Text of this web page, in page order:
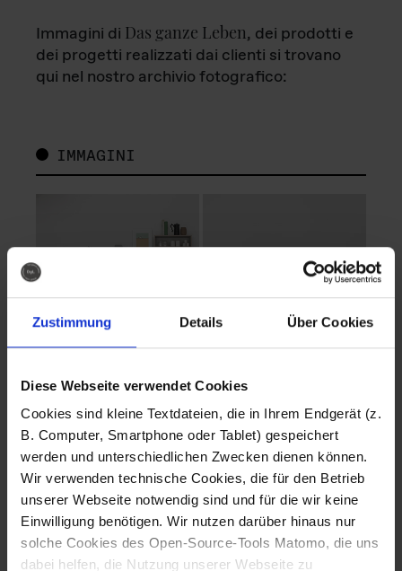
Zustimmung Details Über Cookies
Diese Webseite verwendet Cookies
Cookies sind kleine Textdateien, die in Ihrem Endgerät (z.
B. Computer, Smartphone oder Tablet) gespeichert
werden und unterschiedlichen Zwecken dienen können.
Wir verwenden technische Cookies, die für den Betrieb
unserer Webseite notwendig sind und für die wir keine
Einwilligung benötigen. Wir nutzen darüber hinaus nur
solche Cookies des Open-Source-Tools Matomo, die uns
dabei helfen, die Nutzung unserer Webseite zu
Immagini di Das ganze Leben, dei prodotti e
dei progetti realizzati dai clienti si trovano
qui nel nostro archivio fotografico:
IMMAGINI
Fotografo: Lorenz
Sternbach
Download
Fotografo: Lorenz
Sternbach
Download